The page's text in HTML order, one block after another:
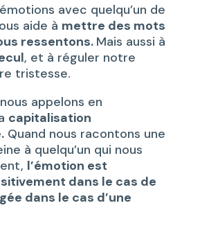
avec quelqu’un de
aide à mettre des mots
ressentons. Mais aussi à
, et à réguler notre
tristesse.
appelons en
capitalisation
Quand nous racontons une
à quelqu’un qui nous
l’émotion est
dans le cas de
dans le cas d’une